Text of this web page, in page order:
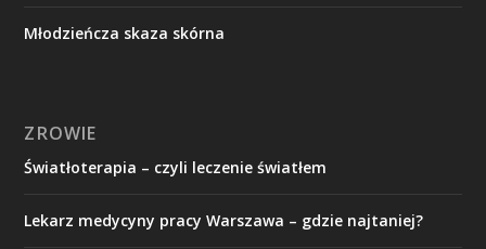
Młodzieńcza skaza skórna
ZROWIE
Światłoterapia – czyli leczenie światłem
Lekarz medycyny pracy Warszawa – gdzie najtaniej?